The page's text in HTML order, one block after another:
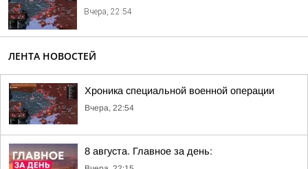
Вчера, 22:54
ЛЕНТА НОВОСТЕЙ
Хроника специальной военной операции
Вчера, 22:54
8 августа. Главное за день: